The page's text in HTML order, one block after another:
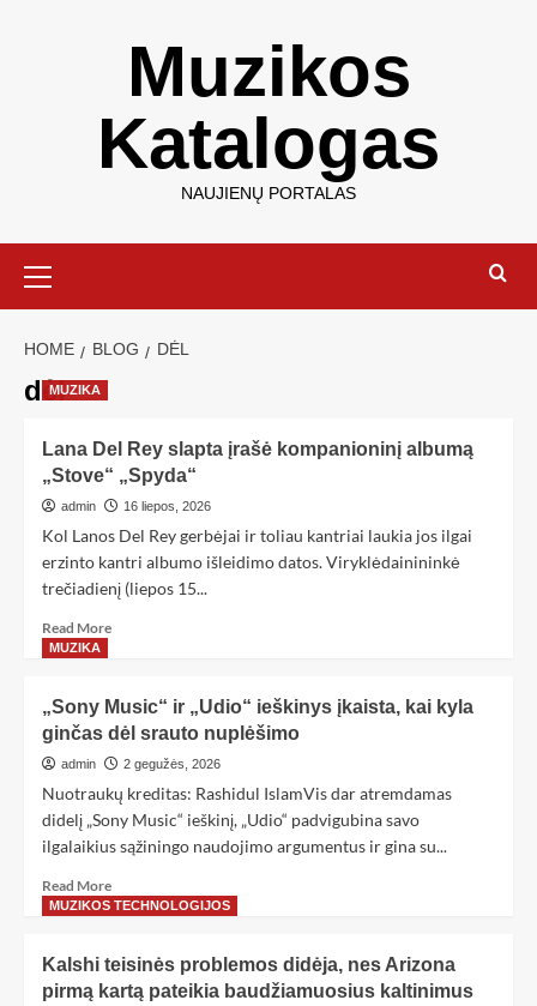
Muzikos
Katalogas
NAUJIENŲ PORTALAS
HOME BLOG DĖL
dėlMUZIKA
Lana Del Rey slapta įrašė kompanioninį albumą
„Stove“ „Spyda“
admin 16 liepos, 2026
Kol Lanos Del Rey gerbėjai ir toliau kantriai laukia jos ilgai
erzinto kantri albumo išleidimo datos. Viryklėdainininkė
trečiadienį (liepos 15...
Read More
MUZIKA
„Sony Music“ ir „Udio“ ieškinys įkaista, kai kyla
ginčas dėl srauto nuplėšimo
admin 2 gegužės, 2026
Nuotraukų kreditas: Rashidul IslamVis dar atremdamas
didelį „Sony Music“ ieškinį, „Udio“ padvigubina savo
ilgalaikius sąžiningo naudojimo argumentus ir gina su...
Read More
MUZIKOS TECHNOLOGIJOS
Kalshi teisinės problemos didėja, nes Arizona
pirmą kartą pateikia baudžiamuosius kaltinimus